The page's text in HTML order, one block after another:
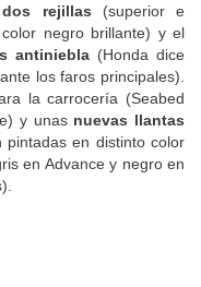
rejillas (superior e
negro brillante) y el
antiniebla (Honda dice
los faros principales).
la carrocería (Seabed
y unas nuevas llantas
pintadas en distinto color
en Advance y negro en